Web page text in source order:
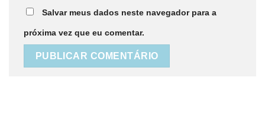
Salvar meus dados neste navegador para a
próxima vez que eu comentar.